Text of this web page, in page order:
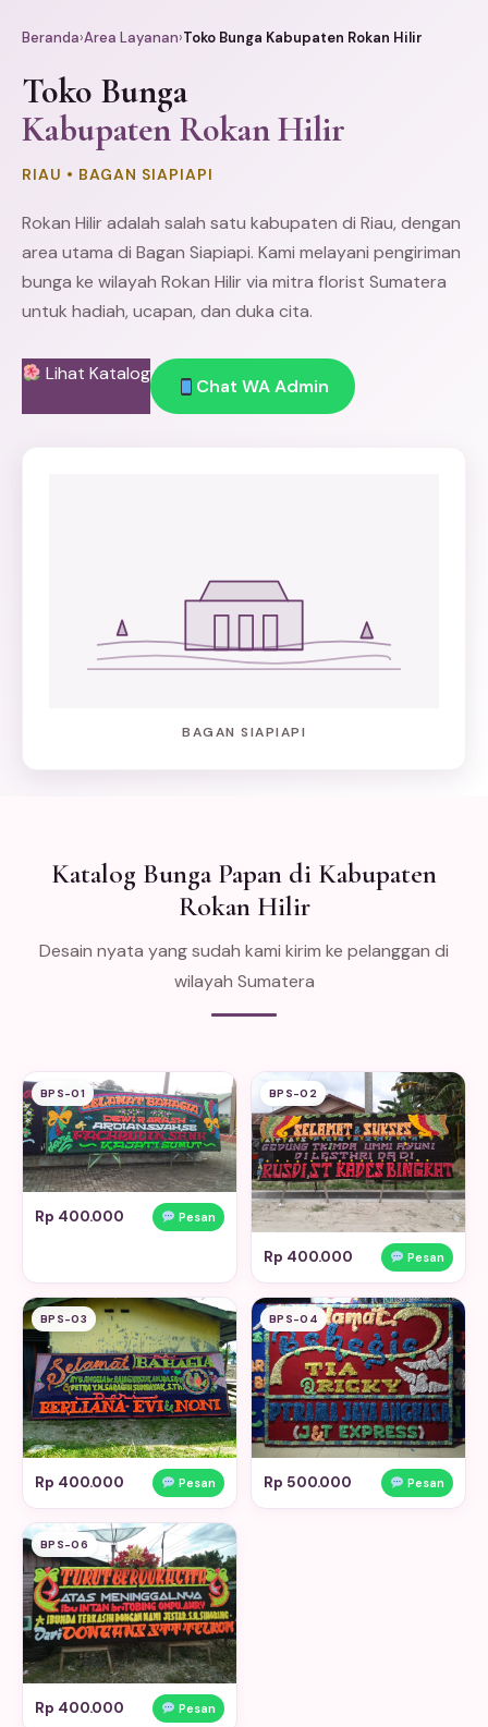
Beranda›Area Layanan›Toko Bunga Kabupaten Rokan Hilir
Toko Bunga
Kabupaten Rokan Hilir
RIAU • BAGAN SIAPIAPI
Rokan Hilir adalah salah satu kabupaten di Riau, dengan
area utama di Bagan Siapiapi. Kami melayani pengiriman
bunga ke wilayah Rokan Hilir via mitra florist Sumatera
untuk hadiah, ucapan, dan duka cita.
Lihat Katalog
Chat WA Admin
BAGAN SIAPIAPI
Katalog Bunga Papan di Kabupaten
Rokan Hilir
Desain nyata yang sudah kami kirim ke pelanggan di
wilayah Sumatera
BPS-01
Rp 400.000 Pesan
BPS-02
Rp 400.000 Pesan
BPS-03
Rp 400.000 Pesan
BPS-04
Rp 500.000 Pesan
BPS-06
Rp 400.000 Pesan